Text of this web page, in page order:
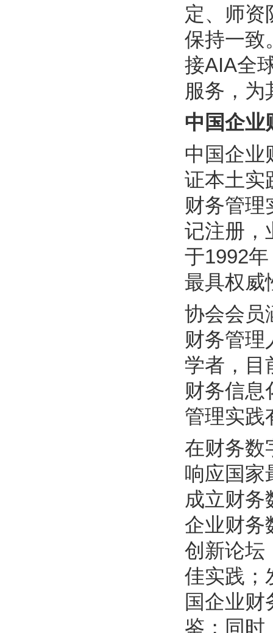
定、师资
保持一致
接AIA全
服务，为
中国企业
中国企业
证本土实
财务管理
记注册，
于1992
最具权威
协会会员
财务管理
学者，目
财务信息
管理实践
在财务数
响应国家
成立财务
企业财务
创新论坛
佳实践；
国企业
鉴；同时